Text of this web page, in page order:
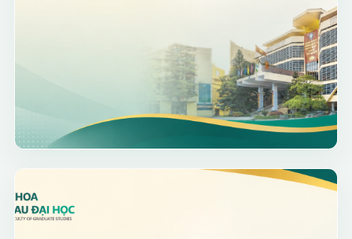
Hướng dẫn làm hồ sơ xét tuyển